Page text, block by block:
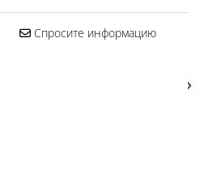
Спросите информацию